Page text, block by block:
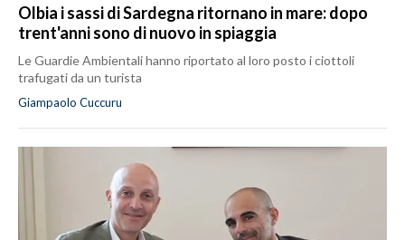
Olbia i sassi di Sardegna ritornano in mare: dopo
trent'anni sono di nuovo in spiaggia
Le Guardie Ambientali hanno riportato al loro posto i ciottoli
trafugati da un turista
Giampaolo Cuccuru